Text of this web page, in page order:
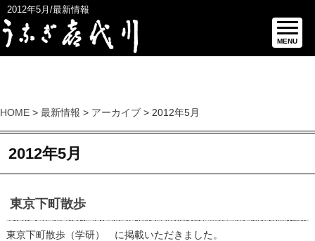
2012年5月/最新情報
MENU
HOME > 最新情報 > アーカイブ > 2012年5月
2012年5月
東京下町散歩
東京下町散歩（学研） に掲載いただきました。